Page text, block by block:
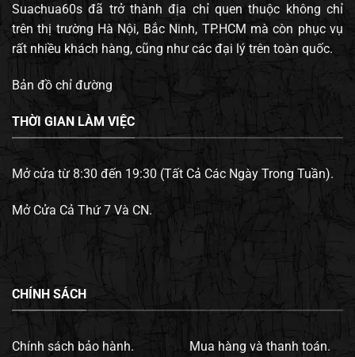
Suachua60s đã trở thành địa chỉ quen thuộc không chỉ
trên thị trường Hà Nội, Bắc Ninh, TP.HCM mà còn phục vụ
rất nhiều khách hàng, cũng như các đại lý trên toàn quốc.
Bản đồ chỉ đường
THỜI GIAN LÀM VIỆC
Mở cửa từ 8:30 đến 19:30 (Tất Cả Các Ngày Trong Tuần).
Mở Cửa Cả Thứ 7 Và CN.
CHÍNH SÁCH
Chính sách bảo hành. Mua hàng và thanh toán.